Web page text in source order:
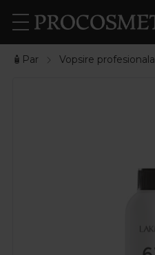
🧴Par Vopsire profesionala